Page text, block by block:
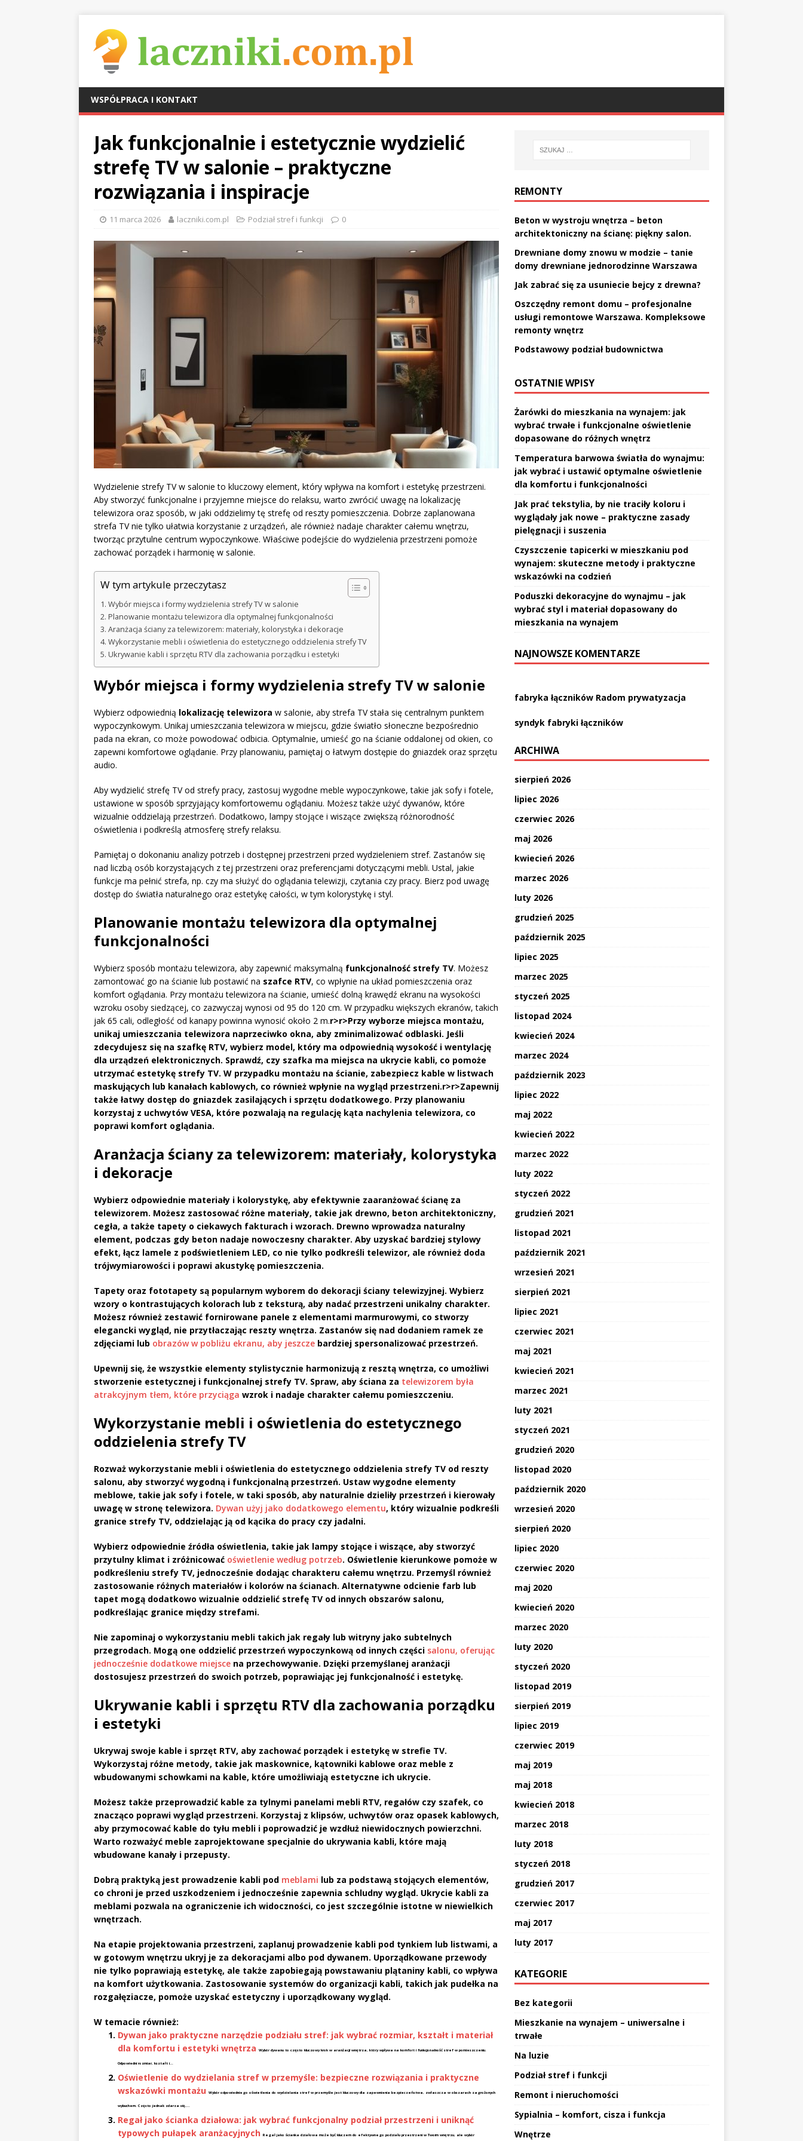
WSPÓŁPRACA I KONTAKT
Jak funkcjonalnie i estetycznie wydzielić
strefę TV w salonie – praktyczne
rozwiązania i inspiracje
11 marca 2026 laczniki.com.pl Podział stref i funkcji 0
Wydzielenie strefy TV w salonie to kluczowy element, który wpływa na komfort i estetykę przestrzeni.
Aby stworzyć funkcjonalne i przyjemne miejsce do relaksu, warto zwrócić uwagę na lokalizację
telewizora oraz sposób, w jaki oddzielimy tę strefę od reszty pomieszczenia. Dobrze zaplanowana
strefa TV nie tylko ułatwia korzystanie z urządzeń, ale również nadaje charakter całemu wnętrzu,
tworząc przytulne centrum wypoczynkowe. Właściwe podejście do wydzielenia przestrzeni pomoże
zachować porządek i harmonię w salonie.
W tym artykule przeczytasz
Wybór miejsca i formy wydzielenia strefy TV w salonie
Planowanie montażu telewizora dla optymalnej funkcjonalności
Aranżacja ściany za telewizorem: materiały, kolorystyka i dekoracje
Wykorzystanie mebli i oświetlenia do estetycznego oddzielenia strefy TV
Ukrywanie kabli i sprzętu RTV dla zachowania porządku i estetyki
Wybór miejsca i formy wydzielenia strefy TV w salonie
Wybierz odpowiednią lokalizację telewizora w salonie, aby strefa TV stała się centralnym punktem
wypoczynkowym. Unikaj umieszczania telewizora w miejscu, gdzie światło słoneczne bezpośrednio
pada na ekran, co może powodować odbicia. Optymalnie, umieść go na ścianie oddalonej od okien, co
zapewni komfortowe oglądanie. Przy planowaniu, pamiętaj o łatwym dostępie do gniazdek oraz sprzętu
audio.
Aby wydzielić strefę TV od strefy pracy, zastosuj wygodne meble wypoczynkowe, takie jak sofy i fotele,
ustawione w sposób sprzyjający komfortowemu oglądaniu. Możesz także użyć dywanów, które
wizualnie oddzielają przestrzeń. Dodatkowo, lampy stojące i wiszące zwiększą różnorodność
oświetlenia i podkreślą atmosferę strefy relaksu.
Pamiętaj o dokonaniu analizy potrzeb i dostępnej przestrzeni przed wydzieleniem stref. Zastanów się
nad liczbą osób korzystających z tej przestrzeni oraz preferencjami dotyczącymi mebli. Ustal, jakie
funkcje ma pełnić strefa, np. czy ma służyć do oglądania telewizji, czytania czy pracy. Bierz pod uwagę
dostęp do światła naturalnego oraz estetykę całości, w tym kolorystykę i styl.
Planowanie montażu telewizora dla optymalnej
funkcjonalności
Wybierz sposób montażu telewizora, aby zapewnić maksymalną funkcjonalność strefy TV. Możesz
zamontować go na ścianie lub postawić na szafce RTV, co wpłynie na układ pomieszczenia oraz
komfort oglądania. Przy montażu telewizora na ścianie, umieść dolną krawędź ekranu na wysokości
wzroku osoby siedzącej, co zazwyczaj wynosi od 95 do 120 cm. W przypadku większych ekranów, takich
jak 65 cali, odległość od kanapy powinna wynosić około 2 m.r>r>Przy wyborze miejsca montażu,
unikaj umieszczania telewizora naprzeciwko okna, aby zminimalizować odblaski. Jeśli
zdecydujesz się na szafkę RTV, wybierz model, który ma odpowiednią wysokość i wentylację
dla urządzeń elektronicznych. Sprawdź, czy szafka ma miejsca na ukrycie kabli, co pomoże
utrzymać estetykę strefy TV. W przypadku montażu na ścianie, zabezpiecz kable w listwach
maskujących lub kanałach kablowych, co również wpłynie na wygląd przestrzeni.r>r>Zapewnij
także łatwy dostęp do gniazdek zasilających i sprzętu dodatkowego. Przy planowaniu
korzystaj z uchwytów VESA, które pozwalają na regulację kąta nachylenia telewizora, co
poprawi komfort oglądania.
Aranżacja ściany za telewizorem: materiały, kolorystyka
i dekoracje
Wybierz odpowiednie materiały i kolorystykę, aby efektywnie zaaranżować ścianę za
telewizorem. Możesz zastosować różne materiały, takie jak drewno, beton architektoniczny,
cegła, a także tapety o ciekawych fakturach i wzorach. Drewno wprowadza naturalny
element, podczas gdy beton nadaje nowoczesny charakter. Aby uzyskać bardziej stylowy
efekt, łącz lamele z podświetleniem LED, co nie tylko podkreśli telewizor, ale również doda
trójwymiarowości i poprawi akustykę pomieszczenia.
Tapety oraz fototapety są popularnym wyborem do dekoracji ściany telewizyjnej. Wybierz
wzory o kontrastujących kolorach lub z teksturą, aby nadać przestrzeni unikalny charakter.
Możesz również zestawić fornirowane panele z elementami marmurowymi, co stworzy
elegancki wygląd, nie przytłaczając reszty wnętrza. Zastanów się nad dodaniem ramek ze
zdjęciami lub obrazów w pobliżu ekranu, aby jeszcze bardziej spersonalizować przestrzeń.
Upewnij się, że wszystkie elementy stylistycznie harmonizują z resztą wnętrza, co umożliwi
stworzenie estetycznej i funkcjonalnej strefy TV. Spraw, aby ściana za telewizorem była
atrakcyjnym tłem, które przyciąga wzrok i nadaje charakter całemu pomieszczeniu.
Wykorzystanie mebli i oświetlenia do estetycznego
oddzielenia strefy TV
Rozważ wykorzystanie mebli i oświetlenia do estetycznego oddzielenia strefy TV od reszty
salonu, aby stworzyć wygodną i funkcjonalną przestrzeń. Ustaw wygodne elementy
meblowe, takie jak sofy i fotele, w taki sposób, aby naturalnie dzieliły przestrzeń i kierowały
uwagę w stronę telewizora. Dywan użyj jako dodatkowego elementu, który wizualnie podkreśli
granice strefy TV, oddzielając ją od kącika do pracy czy jadalni.
Wybierz odpowiednie źródła oświetlenia, takie jak lampy stojące i wiszące, aby stworzyć
przytulny klimat i zróżnicować oświetlenie według potrzeb. Oświetlenie kierunkowe pomoże w
podkreśleniu strefy TV, jednocześnie dodając charakteru całemu wnętrzu. Przemyśl również
zastosowanie różnych materiałów i kolorów na ścianach. Alternatywne odcienie farb lub
tapet mogą dodatkowo wizualnie oddzielić strefę TV od innych obszarów salonu,
podkreślając granice między strefami.
Nie zapominaj o wykorzystaniu mebli takich jak regały lub witryny jako subtelnych
przegrodach. Mogą one oddzielić przestrzeń wypoczynkową od innych części salonu, oferując
jednocześnie dodatkowe miejsce na przechowywanie. Dzięki przemyślanej aranżacji
dostosujesz przestrzeń do swoich potrzeb, poprawiając jej funkcjonalność i estetykę.
Ukrywanie kabli i sprzętu RTV dla zachowania porządku
i estetyki
Ukrywaj swoje kable i sprzęt RTV, aby zachować porządek i estetykę w strefie TV.
Wykorzystaj różne metody, takie jak maskownice, kątowniki kablowe oraz meble z
wbudowanymi schowkami na kable, które umożliwiają estetyczne ich ukrycie.
Możesz także przeprowadzić kable za tylnymi panelami mebli RTV, regałów czy szafek, co
znacząco poprawi wygląd przestrzeni. Korzystaj z klipsów, uchwytów oraz opasek kablowych,
aby przymocować kable do tyłu mebli i poprowadzić je wzdłuż niewidocznych powierzchni.
Warto rozważyć meble zaprojektowane specjalnie do ukrywania kabli, które mają
wbudowane kanały i przepusty.
Dobrą praktyką jest prowadzenie kabli pod meblami lub za podstawą stojących elementów,
co chroni je przed uszkodzeniem i jednocześnie zapewnia schludny wygląd. Ukrycie kabli za
meblami pozwala na ograniczenie ich widoczności, co jest szczególnie istotne w niewielkich
wnętrzach.
Na etapie projektowania przestrzeni, zaplanuj prowadzenie kabli pod tynkiem lub listwami, a
w gotowym wnętrzu ukryj je za dekoracjami albo pod dywanem. Uporządkowane przewody
nie tylko poprawiają estetykę, ale także zapobiegają powstawaniu plątaniny kabli, co wpływa
na komfort użytkowania. Zastosowanie systemów do organizacji kabli, takich jak pudełka na
rozgałęziacze, pomoże uzyskać estetyczny i uporządkowany wygląd.
W temacie również:
Dywan jako praktyczne narzędzie podziału stref: jak wybrać rozmiar, kształt i materiał
dla komfortu i estetyki wnętrza
Wybór dywanu to często kluczowy krok w aranżacji wnętrza, który wpływa na komfort i funkcjonalność stref w pomieszczeniu.
Odpowiedni rozmiar, kształt i...
Oświetlenie do wydzielania stref w przemyśle: bezpieczne rozwiązania i praktyczne
wskazówki montażu
Wybór odpowiedniego oświetlenia do wydzielania stref w przemyśle jest kluczowy dla zapewnienia bezpieczeństwa, zwłaszcza w obszarach zagrożonych
wybuchem. Często jednak zdarza się,...
Regał jako ścianka działowa: jak wybrać funkcjonalny podział przestrzeni i uniknąć
typowych pułapek aranżacyjnych
Regał jako ścianka działowa może być kluczem do efektywnego podziału przestrzeni w Twoim wnętrzu, ale wybór
REMONTY
Beton w wystroju wnętrza – beton
architektoniczny na ścianę: piękny salon.
Drewniane domy znowu w modzie – tanie
domy drewniane jednorodzinne Warszawa
Jak zabrać się za usuniecie bejcy z drewna?
Oszczędny remont domu – profesjonalne
usługi remontowe Warszawa. Kompleksowe
remonty wnętrz
Podstawowy podział budownictwa
OSTATNIE WPISY
Żarówki do mieszkania na wynajem: jak
wybrać trwałe i funkcjonalne oświetlenie
dopasowane do różnych wnętrz
Temperatura barwowa światła do wynajmu:
jak wybrać i ustawić optymalne oświetlenie
dla komfortu i funkcjonalności
Jak prać tekstylia, by nie traciły koloru i
wyglądały jak nowe – praktyczne zasady
pielęgnacji i suszenia
Czyszczenie tapicerki w mieszkaniu pod
wynajem: skuteczne metody i praktyczne
wskazówki na codzień
Poduszki dekoracyjne do wynajmu – jak
wybrać styl i materiał dopasowany do
mieszkania na wynajem
NAJNOWSZE KOMENTARZE
fabryka łączników Radom prywatyzacja
syndyk fabryki łączników
ARCHIWA
sierpień 2026
lipiec 2026
czerwiec 2026
maj 2026
kwiecień 2026
marzec 2026
luty 2026
grudzień 2025
październik 2025
lipiec 2025
marzec 2025
styczeń 2025
listopad 2024
kwiecień 2024
marzec 2024
październik 2023
lipiec 2022
maj 2022
kwiecień 2022
marzec 2022
luty 2022
styczeń 2022
grudzień 2021
listopad 2021
październik 2021
wrzesień 2021
sierpień 2021
lipiec 2021
czerwiec 2021
maj 2021
kwiecień 2021
marzec 2021
luty 2021
styczeń 2021
grudzień 2020
listopad 2020
październik 2020
wrzesień 2020
sierpień 2020
lipiec 2020
czerwiec 2020
maj 2020
kwiecień 2020
marzec 2020
luty 2020
styczeń 2020
listopad 2019
sierpień 2019
lipiec 2019
czerwiec 2019
maj 2019
maj 2018
kwiecień 2018
marzec 2018
luty 2018
styczeń 2018
grudzień 2017
czerwiec 2017
maj 2017
luty 2017
KATEGORIE
Bez kategorii
Mieszkanie na wynajem – uniwersalne i
trwałe
Na luzie
Podział stref i funkcji
Remont i nieruchomości
Sypialnia – komfort, cisza i funkcja
Wnętrze